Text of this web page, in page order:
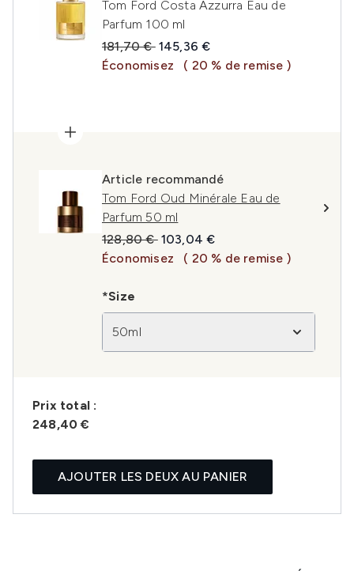
Tom Ford Costa Azzurra Eau de
Parfum 100 ml
Prix de vente :
181,70 € Prix ​​actuel :
145,36 €
Économisez
( 20 % de remise )
Article recommandé
Tom Ford Oud Minérale Eau de
Parfum 50 ml
Prix de vente :
128,80 € Prix ​​actuel :
103,04 €
Économisez
( 20 % de remise )
*Size
50ml
Prix ​​total :
248,40 €
AJOUTER LES DEUX AU PANIER